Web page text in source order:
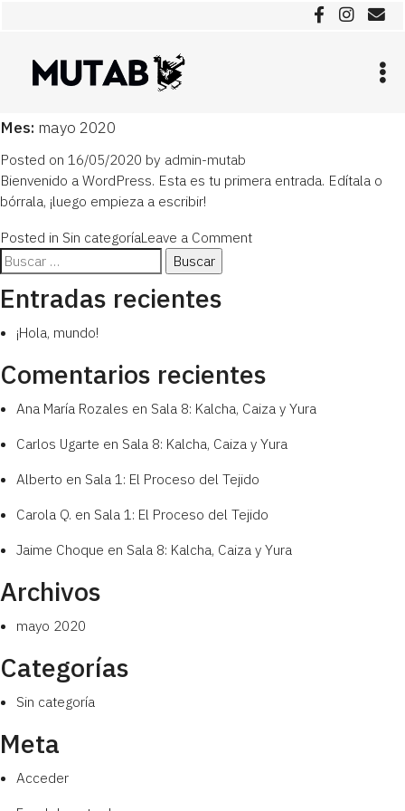
Mes: mayo 2020
Posted on 16/05/2020 by admin-mutab
Bienvenido a WordPress. Esta es tu primera entrada. Edítala o
bórrala, ¡luego empieza a escribir!
Posted in Sin categoríaLeave a Commenton
Buscar:
Entradas recientes
¡Hola, mundo!
Comentarios recientes
Ana María Rozales en Sala 8: Kalcha, Caiza y Yura
Carlos Ugarte en Sala 8: Kalcha, Caiza y Yura
Alberto en Sala 1: El Proceso del Tejido
Carola Q. en Sala 1: El Proceso del Tejido
Jaime Choque en Sala 8: Kalcha, Caiza y Yura
Archivos
mayo 2020
Categorías
Sin categoría
Meta
Acceder